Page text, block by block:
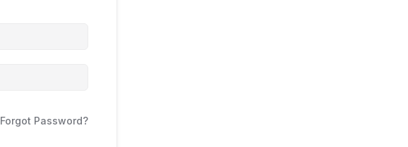
Forgot Password?